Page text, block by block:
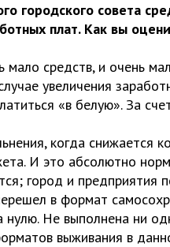
городского совета
плат. Как вы
мало средств, и очень
увеличения
«в белую». За
когда снижается
И это абсолютно
город и
в формат
нулю. Не выполнена ни
выживания в